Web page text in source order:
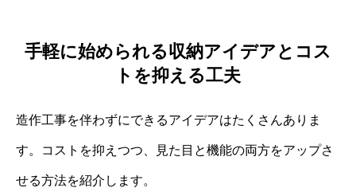
手軽に始められる収納アイデアとコス
トを抑える工夫
造作工事を伴わずにできるアイデアはたくさんありま
す。コストを抑えつつ、見た目と機能の両方をアップさ
せる方法を紹介します。